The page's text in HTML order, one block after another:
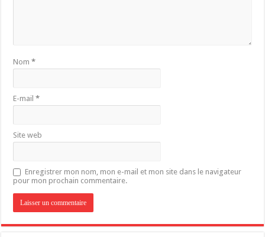
Nom*
E-mail*
Site web
Enregistrer mon nom, mon e-mail et mon site dans le navigateur
pour mon prochain commentaire.